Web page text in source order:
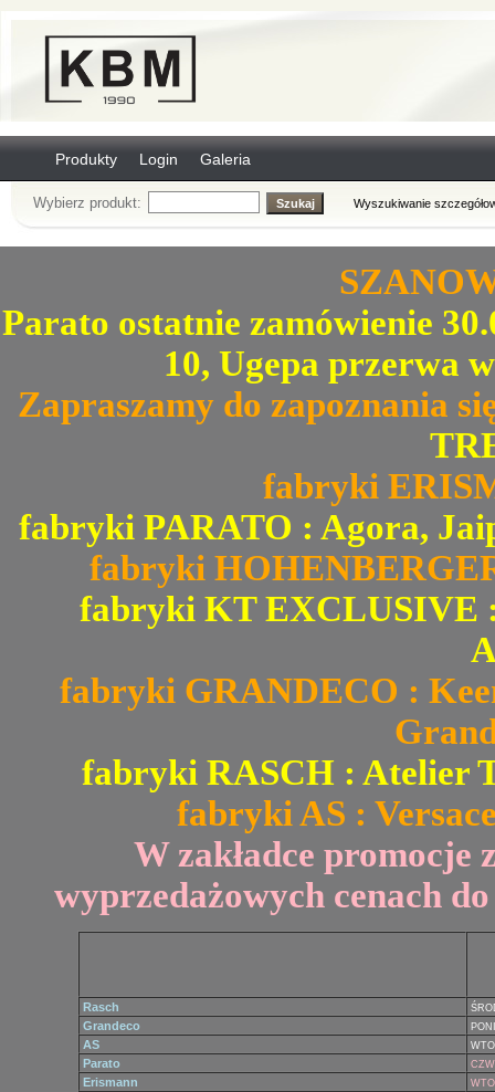
Produkty Login Galeria
Wybierz produkt: Wyszukiwanie
Parato ostatnie zamówienie
10, Ugepa przerwa
Zapraszamy do zapoznania
fabryki
fabryki PARATO : Agora,
fabryki
fabryki KT EXCLUSIVE
fabryki GRANDECO :
fabryki RASCH : Atelier
fabryki AS :
W zakładce promocje
wyprzedażowych cenach
Rasch
Grandeco
AS
Parato
Erismann